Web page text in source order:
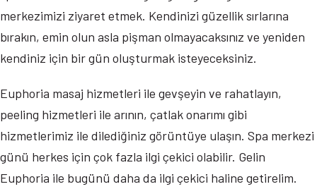
merkezimizi ziyaret etmek. Kendinizi güzellik sırlarına
bırakın, emin olun asla pişman olmayacaksınız ve yeniden
kendiniz için bir gün oluşturmak isteyeceksiniz.
Euphoria masaj hizmetleri ile gevşeyin ve rahatlayın,
peeling hizmetleri ile arının, çatlak onarımı gibi
hizmetlerimiz ile dilediğiniz görüntüye ulaşın. Spa merkezi
günü herkes için çok fazla ilgi çekici olabilir. Gelin
Euphoria ile bugünü daha da ilgi çekici haline getirelim.